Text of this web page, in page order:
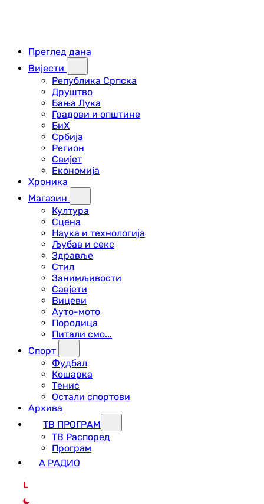
Преглед дана
Вијести
Република Српска
Друштво
Бања Лука
Градови и општине
БиХ
Србија
Регион
Свијет
Економија
Хроника
Магазин
Култура
Сцена
Наука и технологија
Љубав и секс
Здравље
Стил
Занимљивости
Савјети
Вицеви
Ауто-мото
Породица
Питали смо...
Спорт
Фудбал
Кошарка
Тенис
Остали спортови
Архива
ТВ ПРОГРАМ
ТВ Распоред
Програм
А РАДИО
L